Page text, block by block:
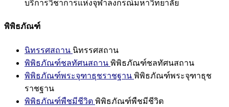
บริการวิชาการแห่งจุฬาลงกรณ์มหาวิทยาลัย
พิพิธภัณฑ์
นิทรรศสถาน นิทรรศสถาน
พิพิธภัณฑ์ชลทัศนสถาน พิพิธภัณฑ์ชลทัศนสถาน
พิพิธภัณฑ์พระจุฑาธุชราชฐาน พิพิธภัณฑ์พระจุฑาธุช
ราชฐาน
พิพิธภัณฑ์พืชมีชีวิต พิพิธภัณฑ์พืชมีชีวิต